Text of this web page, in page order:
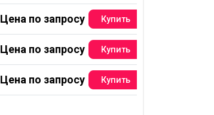
Цена по запросу
Цена по запросу
Цена по запросу